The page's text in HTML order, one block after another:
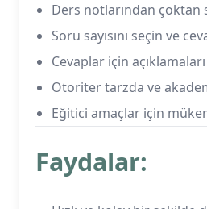
Ders notlarından çoktan
Soru sayısını seçin ve
Cevaplar için
Otoriter tarzda ve
Eğitici amaçlar için
Faydalar: